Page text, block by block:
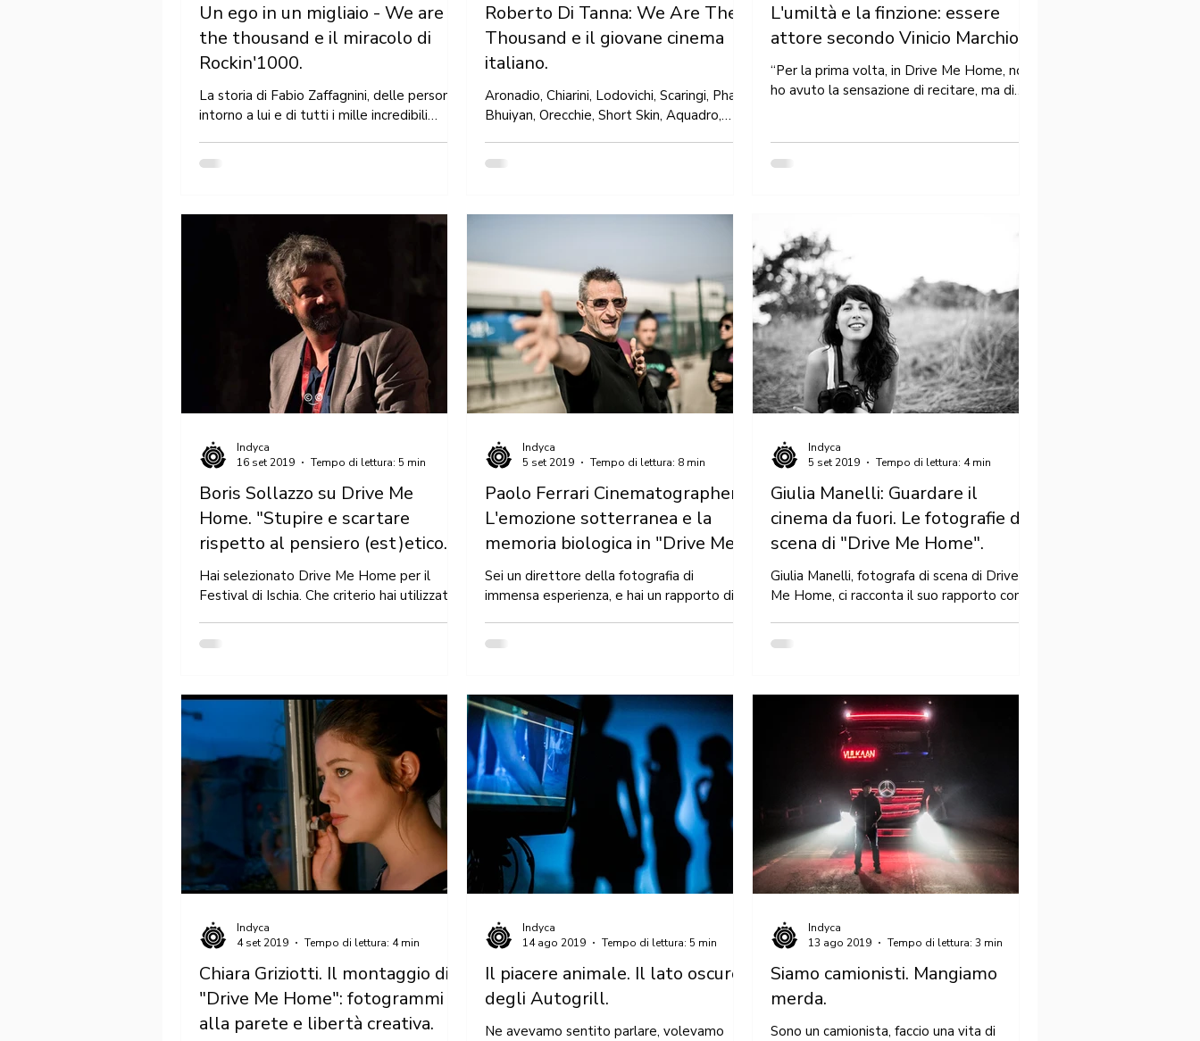
Un ego in un migliaio - We are
the thousand e il miracolo di
Rockin'1000.
La storia di Fabio Zaffagnini, delle persone
intorno a lui e di tutti i mille incredibili
Are...
Roberto Di Tanna: We Are The
Thousand e il giovane cinema
italiano.
Aronadio, Chiarini, Lodovichi, Scaringi, Phaim
Bhuiyan, Orecchie, Short Skin, Aquadro,
We Are...
L'umiltà e la finzione: essere
attore secondo Vinicio Marchioni.
“Per la prima volta, in Drive Me Home, non
ho avuto la sensazione di recitare, ma di
Boris Sollazzo su Drive Me
Home. "Stupire e scartare
rispetto al pensiero (est)etico
dominante".
Hai selezionato Drive Me Home per il
Festival di Ischia. Che criterio hai utilizzato,
linguaggio...
Indyca
16 set 2019
Tempo di lettura: 5 min
Paolo Ferrari Cinematographer.
L'emozione sotterranea e la
memoria biologica in "Drive Me
Home".
Sei un direttore della fotografia di
immensa esperienza, e hai un rapporto di
Puccioni e...
Indyca
5 set 2019
Tempo di lettura: 8 min
Giulia Manelli: Guardare il
cinema da fuori. Le fotografie di
scena di "Drive Me Home".
Giulia Manelli, fotografa di scena di Drive
Me Home, ci racconta il suo rapporto con il
Indyca
5 set 2019
Tempo di lettura: 4 min
Chiara Griziotti. Il montaggio di
"Drive Me Home": fotogrammi
alla parete e libertà creativa.
Indyca
4 set 2019
Tempo di lettura: 4 min
Il piacere animale. Il lato oscuro
degli Autogrill.
Ne avevamo sentito parlare, volevamo
Indyca
14 ago 2019
Tempo di lettura: 5 min
Siamo camionisti. Mangiamo
merda.
Sono un camionista, faccio una vita di
Indyca
13 ago 2019
Tempo di lettura: 3 min